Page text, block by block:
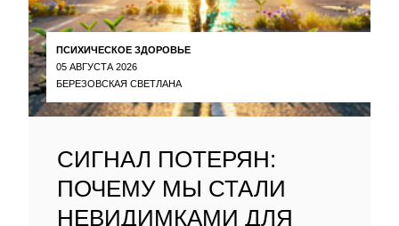
ПСИХИЧЕСКОЕ ЗДОРОВЬЕ
05 АВГУСТА 2026
БЕРЕЗОВСКАЯ СВЕТЛАНА
СИГНАЛ ПОТЕРЯН:
ПОЧЕМУ МЫ СТАЛИ
НЕВИДИМКАМИ ДЛЯ